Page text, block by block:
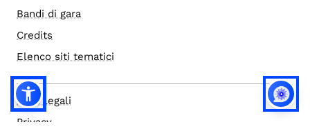
Bandi di gara
Credits
Elenco siti tematici
Note legali
Privacy